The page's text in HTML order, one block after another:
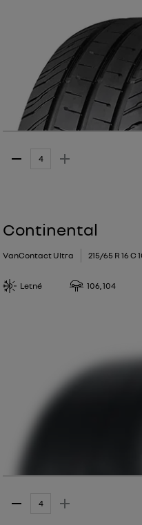
Continental
VanContact Ultra 215/65 R 16 C
Letné 106, 104